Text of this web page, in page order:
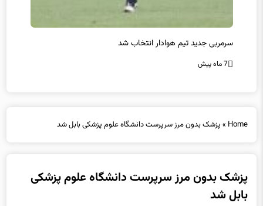
سرمربی جدید تیم هوادار انتخاب شد
7 ماه پیش
Home
» پزشک بدون مرز سرپرست دانشگاه علوم پزشکی بابل شد
پزشک بدون مرز سرپرست دانشگاه علوم پزشکی
بابل شد